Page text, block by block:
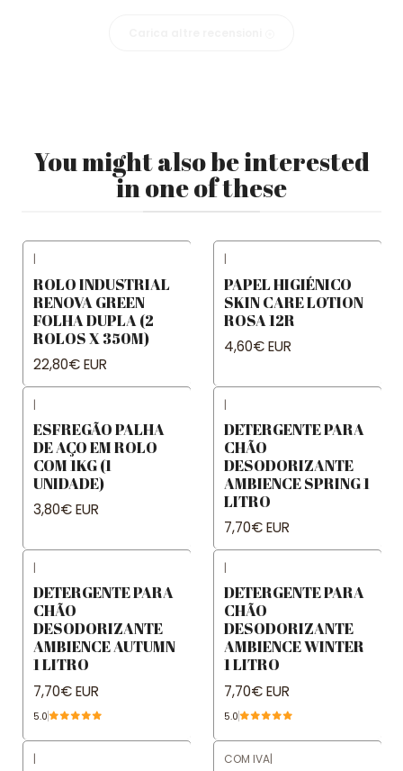
You might also be interested
in one of these
|
ROLO INDUSTRIAL
RENOVA GREEN
FOLHA DUPLA (2
ROLOS X 350M)
22,80€ EUR
|
PAPEL HIGIÉNICO
SKIN CARE LOTION
ROSA 12R
4,60€ EUR
|
ESFREGÃO PALHA
DE AÇO EM ROLO
COM 1KG (1
UNIDADE)
3,80€ EUR
|
DETERGENTE PARA
CHÃO
DESODORIZANTE
AMBIENCE SPRING 1
LITRO
7,70€ EUR
|
DETERGENTE PARA
CHÃO
DESODORIZANTE
AMBIENCE AUTUMN
1 LITRO
7,70€ EUR
5.0
|
DETERGENTE PARA
CHÃO
DESODORIZANTE
AMBIENCE WINTER
1 LITRO
7,70€ EUR
5.0
| COM IVA|